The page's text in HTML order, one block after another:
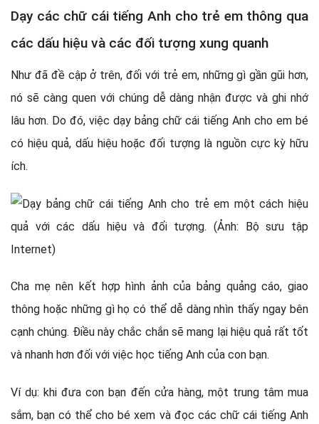
Dạy các chữ cái tiếng Anh cho trẻ em thông qua
các dấu hiệu và các đối tượng xung quanh
Như đã đề cập ở trên, đối với trẻ em, những gì gần gũi hơn,
nó sẽ càng quen với chúng dễ dàng nhận được và ghi nhớ
lâu hơn. Do đó, việc dạy bảng chữ cái tiếng Anh cho em bé
có hiệu quả, dấu hiệu hoặc đối tượng là nguồn cực kỳ hữu
ích.
Cha mẹ nên kết hợp hình ảnh của bảng quảng cáo, giao
thông hoặc những gì họ có thể dễ dàng nhìn thấy ngay bên
cạnh chúng. Điều này chắc chắn sẽ mang lại hiệu quả rất tốt
và nhanh hơn đối với việc học tiếng Anh của con bạn.
Ví dụ: khi đưa con bạn đến cửa hàng, một trung tâm mua
sắm, bạn có thể cho bé xem và đọc các chữ cái tiếng Anh